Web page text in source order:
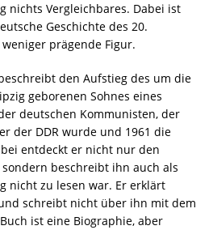
nichts Vergleichbares. Dabei ist
Geschichte des 20.
prägende Figur.
den Aufstieg des um die
geborenen Sohnes eines
deutschen Kommunisten, der
der DDR wurde und 1961 die
entdeckt er nicht nur den
beschreibt ihn auch als
nicht zu lesen war. Er erklärt
schreibt nicht über ihn mit dem
ist eine Biographie, aber